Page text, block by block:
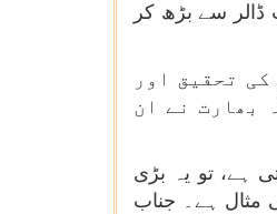
بھر رہا ہے۔ انہوں نے بھارت کی حیاتیاتی معیشت کی ترقی پر بھی روشنی ڈالی، جو 2014 میں 10 ارب ڈالر سے بڑھ کر
تحقیق اور
بھارت نے ان
ہے، تو یہ بڑی
میں بھارت کا سفر اس وژن کی مثال ہے۔ جناب